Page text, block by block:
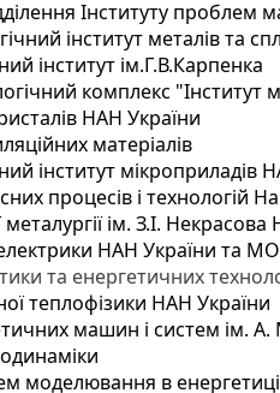
Інституту проблем
інститут металів та
інститут ім.Г.В.Карпенка
комплекс "Інститут
НАН України
матеріалів
інститут мікроприладів
процесів і технологій
металургії ім. З.І.
НАН України та
та енергетичних
теплофізики НАН України
машин і систем ім.
моделювання в